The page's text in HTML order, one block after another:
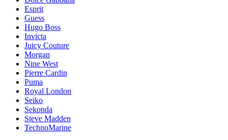
Esprit
Guess
Hugo Boss
Invicta
Juicy Couture
Morgan
Nine West
Pierre Cardin
Puma
Royal London
Seiko
Sekonda
Steve Madden
TechnoMarine